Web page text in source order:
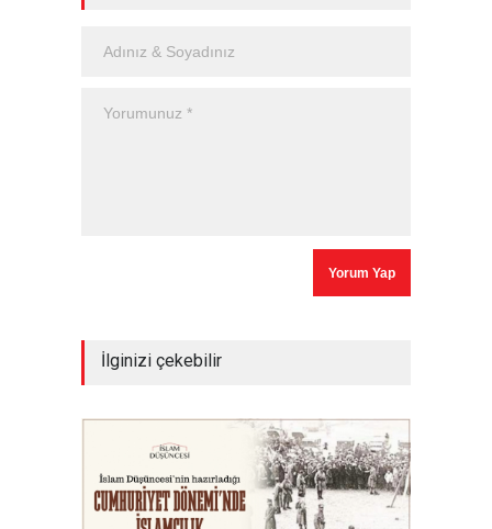
İlginizi çekebilir